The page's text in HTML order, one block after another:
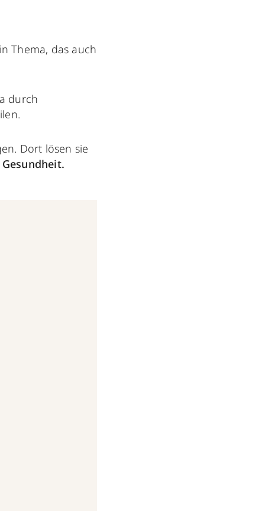
Thema, das auch
durch
Dort lösen sie